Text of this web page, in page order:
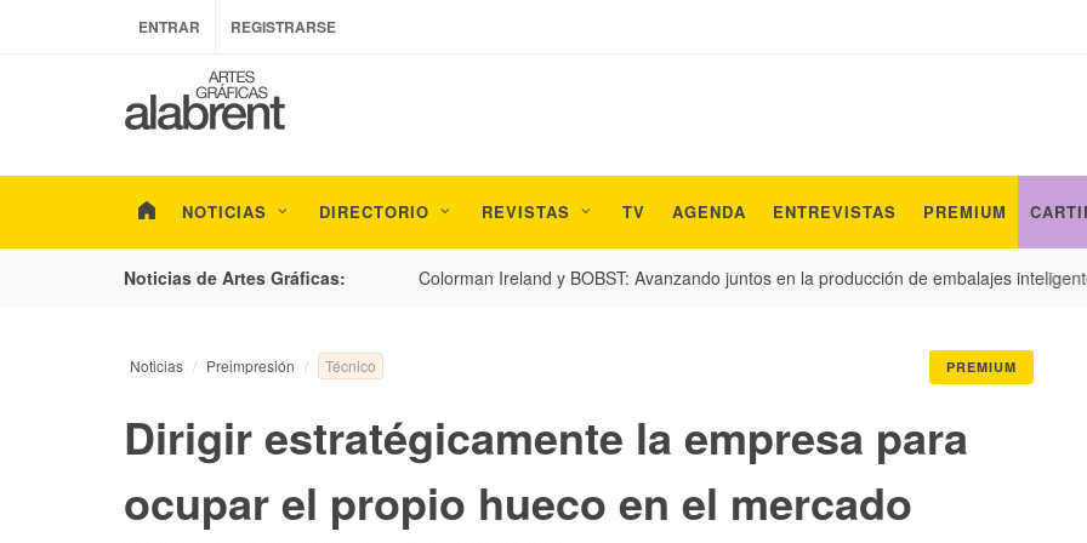
ENTRAR REGISTRARSE
NOTICIAS DIRECTORIO REVISTAS TV AGENDA ENTREVISTAS PREMIUM
Noticias de Artes Gráficas: Colorman Ireland y BOBST: Avanzando juntos en la producción de embalajes inteligentes y
PREMIUM
Noticias Preimpresión Técnico
Dirigir estratégicamente la empresa para
ocupar el propio hueco en el mercado